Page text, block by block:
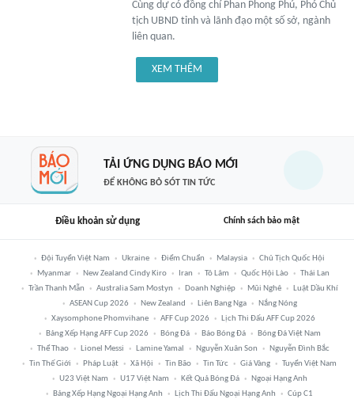
Cùng dự có đồng chí Phan Phong Phú, Phó Chủ
tịch UBND tỉnh và lãnh đạo một số sở, ngành
liên quan.
XEM THÊM
TẢI ỨNG DỤNG BÁO MỚI
ĐỂ KHÔNG BỎ SÓT TIN TỨC
Điều khoản sử dụng Chính sách bảo mật
Đội Tuyển Việt Nam Ukraine Điểm Chuẩn Malaysia
Chủ Tịch Quốc Hội
Myanmar
New Zealand Cindy Kiro Iran Tô Lâm Quốc Hội Lào
Thái Lan
Trần Thanh Mẫn
Australia Sam Mostyn Doanh Nghiệp Mũi Nghê
Luật Dầu Khí
ASEAN Cup 2026
New Zealand Liên Bang Nga
Nắng Nóng
Xaysomphone Phomvihane
AFF Cup 2026
Lịch Thi Đấu AFF Cup 2026
Bảng Xếp Hạng AFF Cup 2026
Bóng Đá Báo Bóng Đá
Bóng Đá Việt Nam
Thể Thao
Lionel Messi Lamine Yamal Nguyễn Xuân Son
Nguyễn Đình Bắc
Tin Thế Giới
Pháp Luật Xã Hội Tin Bão Tin Tức Giá Vàng
Tuyển Việt Nam
U23 Việt Nam
U17 Việt Nam Kết Quả Bóng Đá
Ngoại Hạng Anh
Bảng Xếp Hạng Ngoại Hạng Anh
Lịch Thi Đấu Ngoại Hạng Anh Cúp C1